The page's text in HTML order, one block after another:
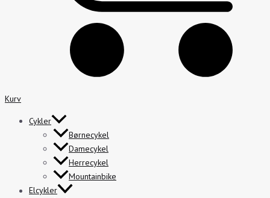
Kurv
Cykler
Børnecykel
Damecykel
Herrecykel
Mountainbike
Elcykler